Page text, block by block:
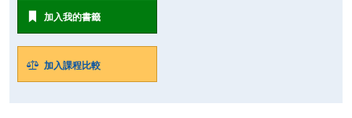
加入我的書籤
加入課程比較